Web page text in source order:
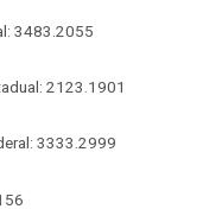
3483.2055
2123.1901
3333.2999